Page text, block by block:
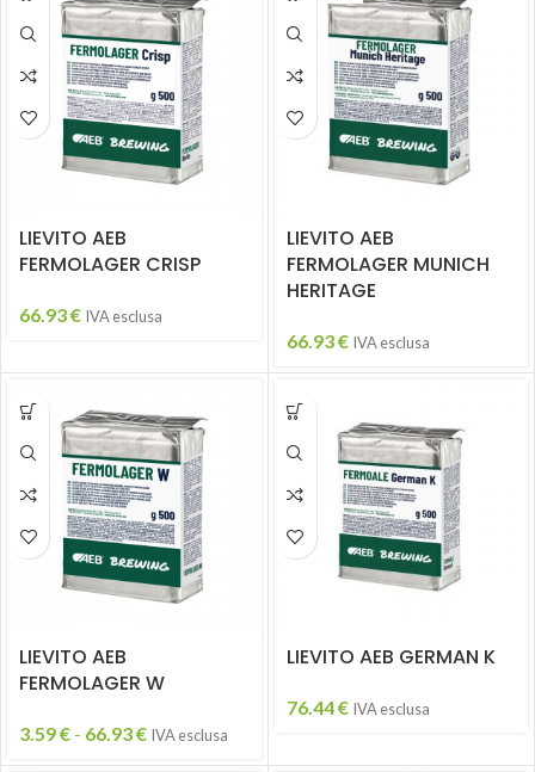
LIEVITO AEB
FERMOLAGER CRISP
66.93€ IVA esclusa
LIEVITO AEB
FERMOLAGER MUNICH
HERITAGE
66.93€ IVA esclusa
LIEVITO AEB
FERMOLAGER W
3.59€ - 66.93€ IVA esclusa
LIEVITO AEB GERMAN K
76.44€ IVA esclusa